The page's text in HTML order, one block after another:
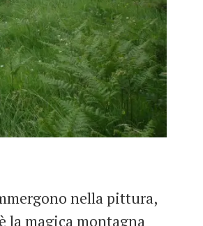
nella pittura,
la magica montagna